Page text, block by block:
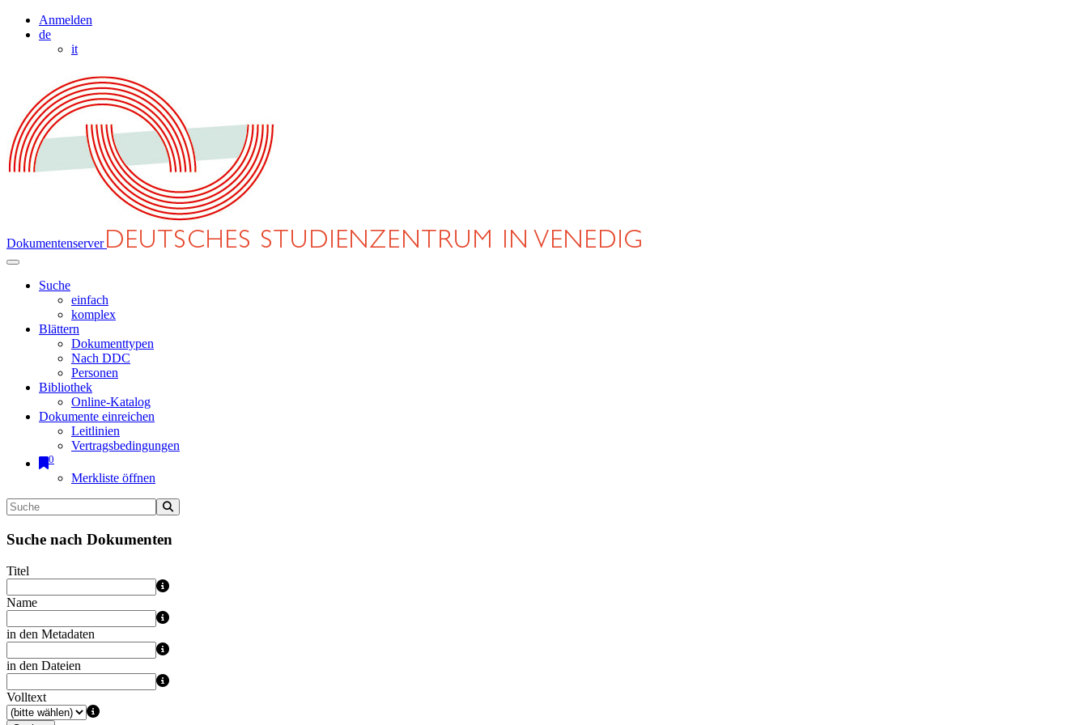
Anmelden
de
it
Dokumentenserver
Suche
einfach
komplex
Blättern
Dokumenttypen
Nach DDC
Personen
Bibliothek
Online-Katalog
Dokumente einreichen
Leitlinien
Vertragsbedingungen
0
Merkliste öffnen
Suche nach Dokumenten
Titel
Name
in den Metadaten
in den Dateien
Volltext